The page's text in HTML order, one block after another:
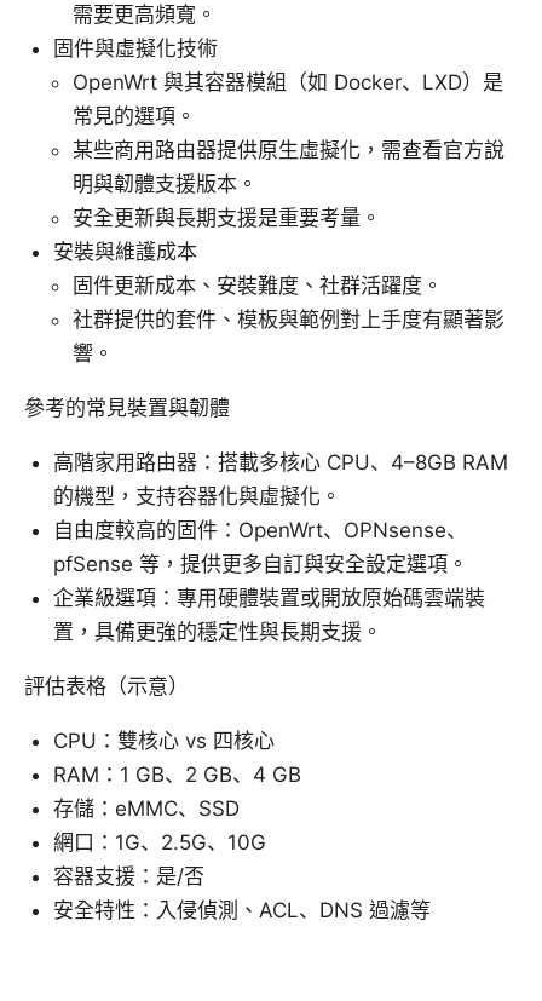
需要更高頻寬。
固件與虛擬化技術
OpenWrt 與其容器模組（如 Docker、LXD）是
常見的選項。
某些商用路由器提供原生虛擬化，需查看官方說
明與韌體支援版本。
安全更新與長期支援是重要考量。
安裝與維護成本
固件更新成本、安裝難度、社群活躍度。
社群提供的套件、模板與範例對上手度有顯著影
響。
參考的常見裝置與韌體
高階家用路由器：搭載多核心 CPU、4–8GB RAM
的機型，支持容器化與虛擬化。
自由度較高的固件：OpenWrt、OPNsense、
pfSense 等，提供更多自訂與安全設定選項。
企業級選項：專用硬體裝置或開放原始碼雲端裝
置，具備更強的穩定性與長期支援。
評估表格（示意）
CPU：雙核心 vs 四核心
RAM：1 GB、2 GB、4 GB
存儲：eMMC、SSD
網口：1G、2.5G、10G
容器支援：是/否
安全特性：入侵偵測、ACL、DNS 過濾等